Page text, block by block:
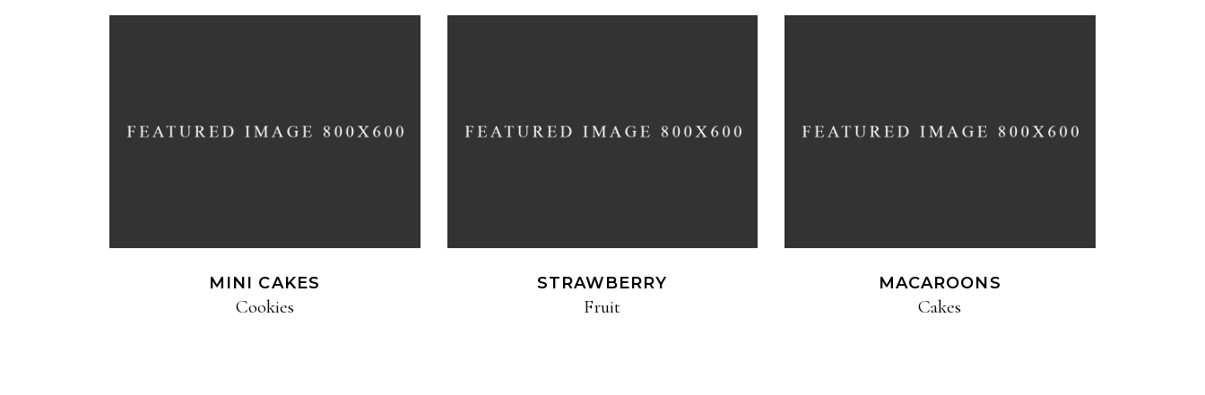
MINI CAKES
Cookies
STRAWBERRY
Fruit
MACAROONS
Cakes